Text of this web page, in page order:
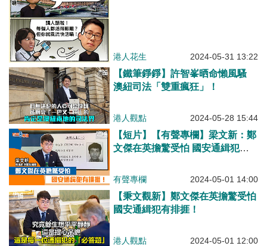
港人花生 2024-05-31 13:22
【鐵筆錚錚】許智峯晒命懶風騷
澳紐司法「雙重瘋狂」！
港人觀點 2024-05-28 15:44
【短片】【有聲專欄】梁文新：鄭
文傑在英擔驚受怕 國安通緝犯有
有聲專欄 2024-05-01 14:00
【秉文觀新】鄭文傑在英擔驚受怕
國安通緝犯有排捱！​
港人觀點 2024-05-01 12:00